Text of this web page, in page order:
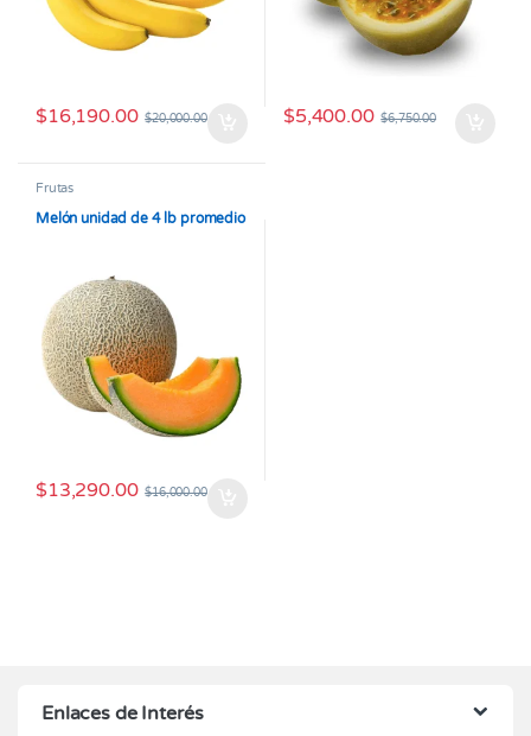
$16,190.00 $20,000.00 $5,400.00 $6,750.00
Frutas
Melón unidad de 4 lb promedio
$13,290.00 $16,000.00
Enlaces de Interés